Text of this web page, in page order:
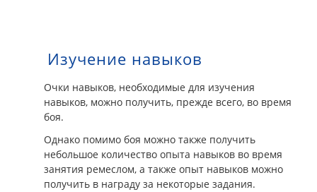
Изучение навыков
Очки навыков, необходимые для изучения
навыков, можно получить, прежде всего, во время
боя.
Однако помимо боя можно также получить
небольшое количество опыта навыков во время
занятия ремеслом, а также опыт навыков можно
получить в награду за некоторые задания.